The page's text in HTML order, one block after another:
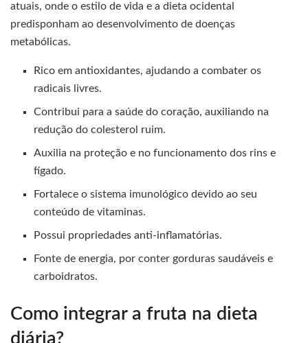
atuais, onde o estilo de vida e a dieta ocidental
predisponham ao desenvolvimento de doenças
metabólicas.
Rico em antioxidantes, ajudando a combater os
radicais livres.
Contribui para a saúde do coração, auxiliando na
redução do colesterol ruim.
Auxilia na proteção e no funcionamento dos rins e
fígado.
Fortalece o sistema imunológico devido ao seu
conteúdo de vitaminas.
Possui propriedades anti-inflamatórias.
Fonte de energia, por conter gorduras saudáveis e
carboidratos.
Como integrar a fruta na dieta
diária?